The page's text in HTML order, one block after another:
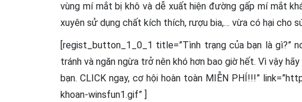
vùng mí mắt bị khô và dễ xuất hiện đường gấp mí mắt
xuyên sử dụng chất kích thích, rượu bia,… vừa có hại cho
[regist_button_1_0_1 title=”Tình trạng của bạn là gì?”
tránh và ngăn ngừa trở nên khó hơn bao giờ hết. Vì vậy
bạn. CLICK ngay, cơ hội hoàn toàn MIỄN PHÍ!!!”
khoan-winsfun1.gif” ]